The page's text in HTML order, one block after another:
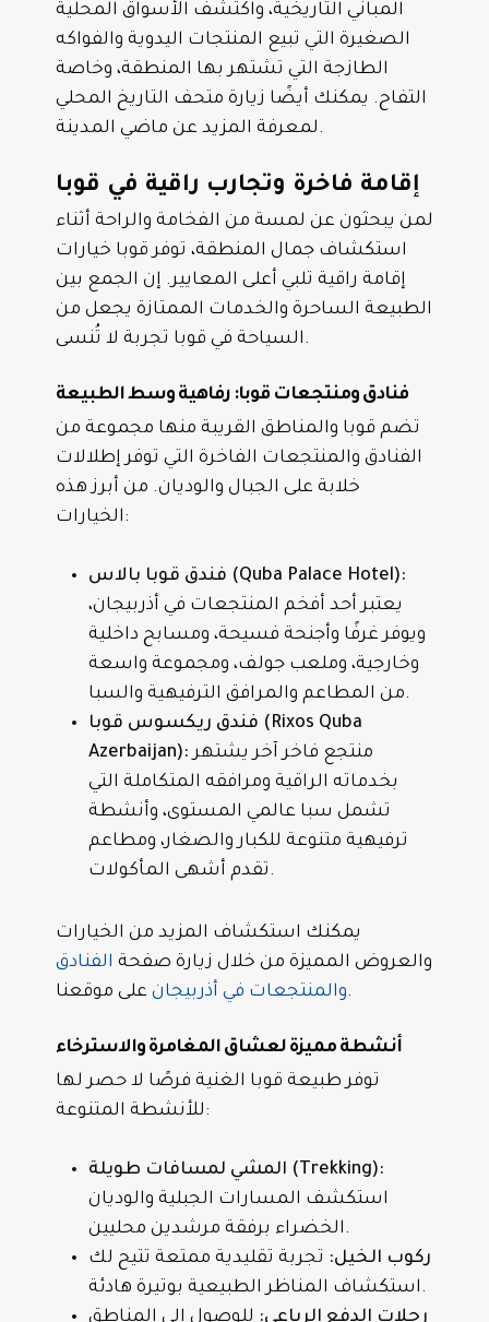
المباني التاريخية، واكتشف الأسواق المحلية
الصغيرة التي تبيع المنتجات اليدوية والفواكه
الطازجة التي تشتهر بها المنطقة، وخاصة
التفاح. يمكنك أيضًا زيارة متحف التاريخ المحلي
لمعرفة المزيد عن ماضي المدينة.
إقامة فاخرة وتجارب راقية في قوبا
لمن يبحثون عن لمسة من الفخامة والراحة أثناء
استكشاف جمال المنطقة، توفر قوبا خيارات
إقامة راقية تلبي أعلى المعايير. إن الجمع بين
الطبيعة الساحرة والخدمات الممتازة يجعل من
السياحة في قوبا تجربة لا تُنسى.
فنادق ومنتجعات قوبا: رفاهية وسط الطبيعة
تضم قوبا والمناطق القريبة منها مجموعة من
الفنادق والمنتجعات الفاخرة التي توفر إطلالات
خلابة على الجبال والوديان. من أبرز هذه
الخيارات:
فندق قوبا بالاس (Quba Palace Hotel):
يعتبر أحد أفخم المنتجعات في أذربيجان،
ويوفر غرفًا وأجنحة فسيحة، ومسابح داخلية
وخارجية، وملعب جولف، ومجموعة واسعة
من المطاعم والمرافق الترفيهية والسبا.
فندق ريكسوس قوبا (Rixos Quba
Azerbaijan):منتجع فاخر آخر يشتهر
بخدماته الراقية ومرافقه المتكاملة التي
تشمل سبا عالمي المستوى، وأنشطة
ترفيهية متنوعة للكبار والصغار، ومطاعم
تقدم أشهى المأكولات.
يمكنك استكشاف المزيد من الخيارات
والعروض المميزة من خلال زيارة صفحة الفنادق
والمنتجعات في أذربيجانعلى موقعنا.
أنشطة مميزة لعشاق المغامرة والاسترخاء
توفر طبيعة قوبا الغنية فرصًا لا حصر لها
للأنشطة المتنوعة:
المشي لمسافات طويلة (Trekking):
استكشف المسارات الجبلية والوديان
الخضراء برفقة مرشدين محليين.
ركوب الخيل: تجربة تقليدية ممتعة تتيح لك
استكشاف المناظر الطبيعية بوتيرة هادئة.
رحلات الدفع الرباعي: للوصول إلى المناطق